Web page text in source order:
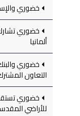
خضوري
خضوري
ألمانيا
خضوري
التعاون
خضوري
للأراضي